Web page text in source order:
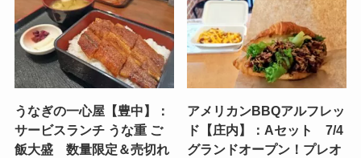
うなぎの一心屋【豊中】：
サービスランチ うな重 ご
飯大盛 数量限定＆売切れ
アメリカンBBQアルフレッ
ド【庄内】：Aセット 7/4
グランドオープン！プレオ